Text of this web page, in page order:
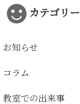
カテゴリー
お知らせ
コラム
教室での出来事